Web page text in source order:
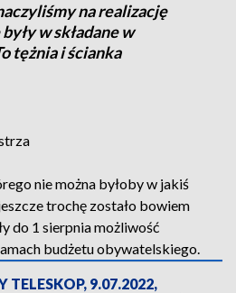
na realizację
w składane w
tężnia i ścianka
nie można byłoby w jakiś
trochę zostało bowiem
do 1 sierpnia możliwość
budżetu obywatelskiego.
TELESKOP, 9.07.2022,